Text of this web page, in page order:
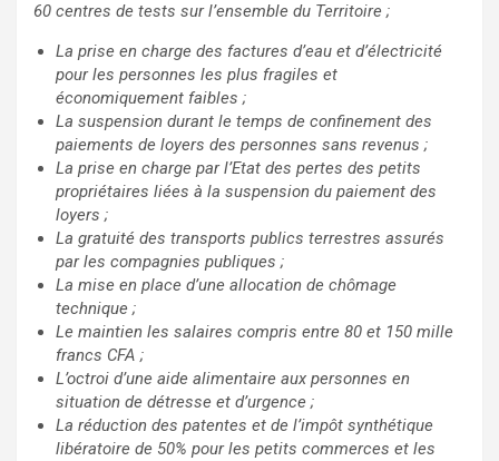
60 centres de tests sur l’ensemble du Territoire ;
La prise en charge des factures d’eau et d’électricité
pour les personnes les plus fragiles et
économiquement faibles ;
La suspension durant le temps de confinement des
paiements de loyers des personnes sans revenus ;
La prise en charge par l’Etat des pertes des petits
propriétaires liées à la suspension du paiement des
loyers ;
La gratuité des transports publics terrestres assurés
par les compagnies publiques ;
La mise en place d’une allocation de chômage
technique ;
Le maintien les salaires compris entre 80 et 150 mille
francs CFA ;
L’octroi d’une aide alimentaire aux personnes en
situation de détresse et d’urgence ;
La réduction des patentes et de l’impôt synthétique
libératoire de 50% pour les petits commerces et les